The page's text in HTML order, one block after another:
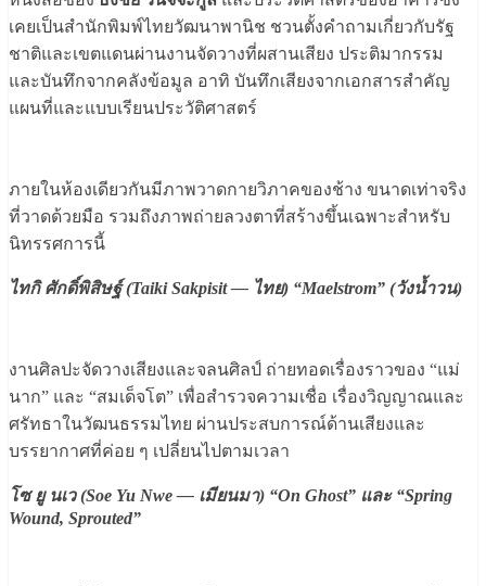
เคยเป็นสำนักพิมพ์ไทยวัฒนาพานิช ชวนตั้งคำถามเกี่ยวกับรัฐ
ชาติและเขตแดนผ่านงานจัดวางที่ผสานเสียง ประติมากรรม
และบันทึกจากคลังข้อมูล อาทิ บันทึกเสียงจากเอกสารสำคัญ
แผนที่และแบบเรียนประวัติศาสตร์
ภายในห้องเดียวกันมีภาพวาดกายวิภาคของช้าง ขนาดเท่าจริง
ที่วาดด้วยมือ รวมถึงภาพถ่ายลวงตาที่สร้างขึ้นเฉพาะสำหรับ
นิทรรศการนี้
ไทกิ ศักดิ์พิสิษฐ์ (Taiki Sakpisit — ไทย) “Maelstrom” (วังน้ำวน)
งานศิลปะจัดวางเสียงและจลนศิลป์ ถ่ายทอดเรื่องราวของ “แม่
นาก” และ “สมเด็จโต” เพื่อสำรวจความเชื่อ เรื่องวิญญาณและ
ศรัทธาในวัฒนธรรมไทย ผ่านประสบการณ์ด้านเสียงและ
บรรยากาศที่ค่อย ๆ เปลี่ยนไปตามเวลา
โซ ยู นเว (Soe Yu Nwe — เมียนมา) “On Ghost” และ “Spring
Wound, Sprouted”